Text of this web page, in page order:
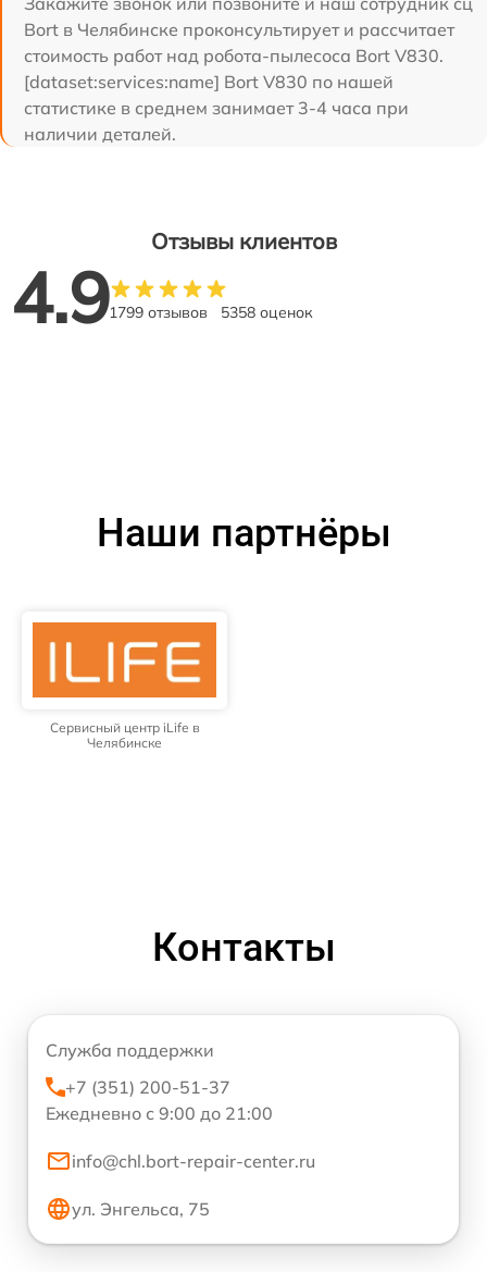
Bort в Челябинске проконсультирует и рассчитает
стоимость работ над робота-пылесоса Bort V830.
[dataset:services:name] Bort V830 по нашей
статистике в среднем занимает 3-4 часа при
наличии деталей.
Отзывы клиентов
4.91799 отзывов 5358 оценок
Наши партнёры
Сервисный центр iLife в
Челябинске
Контакты
Служба поддержки
+7 (351) 200-51-37
Ежедневно с 9:00 до 21:00
info@chl.bort-repair-center.ru
ул. Энгельса, 75